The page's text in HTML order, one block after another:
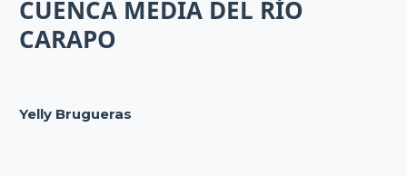
CUENCA MEDIA DEL RÍO
CARAPO
Yelly Brugueras